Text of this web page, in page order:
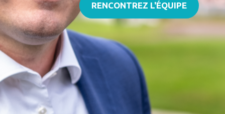
RENCONTREZ L'ÉQUIPE